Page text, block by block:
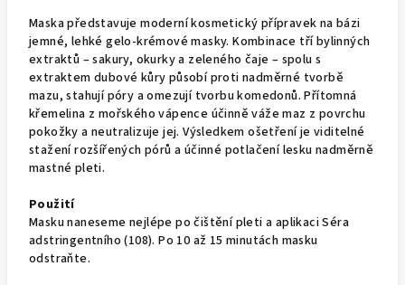
Maska představuje moderní kosmetický přípravek na bázi
jemné, lehké gelo-krémové masky. Kombinace tří bylinných
extraktů – sakury, okurky a zeleného čaje – spolu s
extraktem dubové kůry působí proti nadměrné tvorbě
mazu, stahují póry a omezují tvorbu komedonů. Přítomná
křemelina z mořského vápence účinně váže maz z povrchu
pokožky a neutralizuje jej. Výsledkem ošetření je viditelné
stažení rozšířených pórů a účinné potlačení lesku nadměrně
mastné pleti.
Použití
Masku naneseme nejlépe po čištění pleti a aplikaci Séra
adstringentního (108). Po 10 až 15 minutách masku
odstraňte.